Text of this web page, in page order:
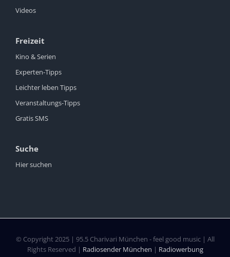
Videos
Freizeit
Kino & Serien
Experten-Tipps
Leichter leben Tipps
Veranstaltungs-Tipps
Gratis SMS
Suche
Hier suchen
© Copyright 2025 | 95.5 Charivari München - feel good music | All
Rights Reserved | Radiosender München | Radiowerbung